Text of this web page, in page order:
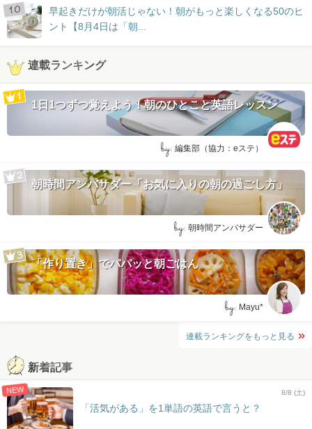
早起きだけが朝活じゃない！朝がもっと楽しくなる50のヒ
ント【8月4日は「朝...
連載ランキング
1日1つずつ覚えよう！朝のひとこと英語レッスン
by: 編集部（協力：eステ）
朝時間アンバサダー「お気に入りの朝の過ごし方」
by: 朝時間アンバサダー
「作り置き」でパパッと朝ごはん
by: Mayu*
連載ランキングをもっと見る
新着記事
NEW 8/8 (土)
「活気がある」を1単語の英語で言うと？